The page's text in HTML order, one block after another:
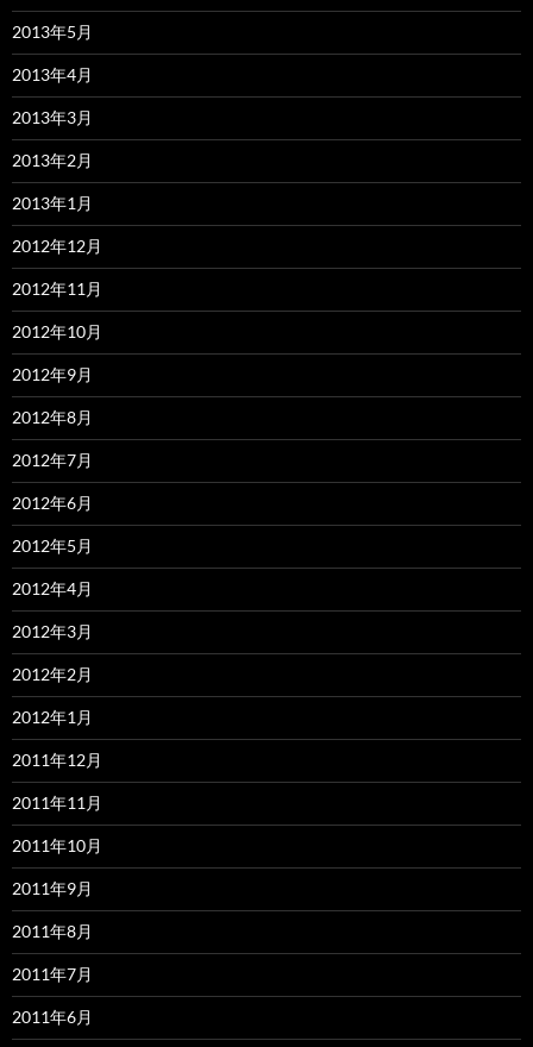
2013年5月
2013年4月
2013年3月
2013年2月
2013年1月
2012年12月
2012年11月
2012年10月
2012年9月
2012年8月
2012年7月
2012年6月
2012年5月
2012年4月
2012年3月
2012年2月
2012年1月
2011年12月
2011年11月
2011年10月
2011年9月
2011年8月
2011年7月
2011年6月